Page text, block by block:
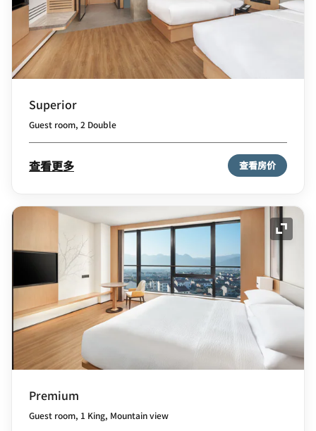
Superior
Guest room, 2 Double
查看更多 查看房价
展开
Premium
Guest room, 1 King, Mountain view